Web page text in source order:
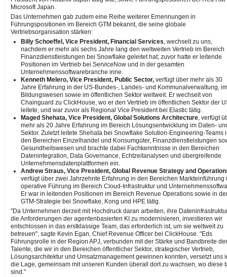
Microsoft Japan.
Das Unternehmen gab zudem eine Reihe weiterer Ernennungen in
Führungspositionen im Bereich GTM bekannt, die seine globale
Vertriebsorganisation stärken:
Billy Schoeffel, Vice President, Financial Services, wechselt zu uns,
nachdem er mehr als sechs Jahre lang den weltweiten Vertrieb im Bereich
Finanzdienstleistungen bei Snowflake geleitet hat; zuvor hatte er leitende
Positionen im Vertrieb bei ServiceNow und in der gesamten
Unternehmenssoftwarebranche inne.
Kenneth Melero, Vice President, Public Sector, verfügt über mehr als 30
Jahre Erfahrung in der US-Bundes-, Landes- und Kommunalverwaltung, im
Bildungswesen sowie im öffentlichen Sektor weltweit. Er wechselt von
Chainguard zu ClickHouse, wo er den Vertrieb im öffentlichen Sektor der
leitete, und war zuvor als Regional Vice President bei Elastic tätig.
Maged Shehata, Vice President, Global Solutions Architecture, verfügt
mehr als 20 Jahre Erfahrung im Bereich Lösungsentwicklung im Daten-
Sektor. Zuletzt leitete Shehata bei Snowflake Solution-Engineering-Teams
den Bereichen Einzelhandel und Konsumgüter, Finanzdienstleistungen
Gesundheitswesen und brachte dabei Fachkenntnisse in den Bereichen
Datenintegration, Data Governance, Echtzeitanalysen und übergreifende
Unternehmensdatenplattformen ein.
Andrew Straus, Vice President, Global Revenue Strategy and
verfügt über zwei Jahrzehnte Erfahrung in den Bereichen Markteinführung
operative Führung im Bereich Cloud-Infrastruktur und
Er war in leitenden Positionen im Bereich Revenue Operations sowie in
GTM-Strategie bei Snowflake, Kong und HPE tätig.
"Da Unternehmen derzeit mit Hochdruck daran arbeiten, ihre
die Anforderungen der agentenbasierten KI zu modernisieren, investieren wir
entschlossen in das erstklassige Team, das erforderlich ist, um sie weltweit zu
betreuen", sagte Kevin Egan, Chief Revenue Officer bei ClickHouse. "Eds
Führungsrolle in der Region APJ, verbunden mit der Stärke und Bandbreite der
Talente, die wir in den Bereichen öffentlicher Sektor, strategischer Vertrieb,
Lösungsarchitektur und Umsatzmanagement gewinnen konnten, versetzt uns
die Lage, gemeinsam mit unseren Kunden überall dort zu wachsen, wo diese
sind."